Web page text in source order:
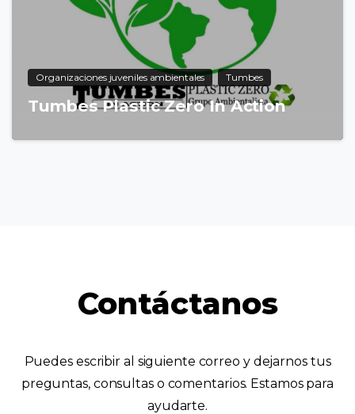
Organizaciones juveniles ambientales Tumbes
Tumbes Plastic Zero In Action
Contáctanos
Puedes escribir al siguiente correo y dejarnos tus
preguntas, consultas o comentarios. Estamos para
ayudarte.